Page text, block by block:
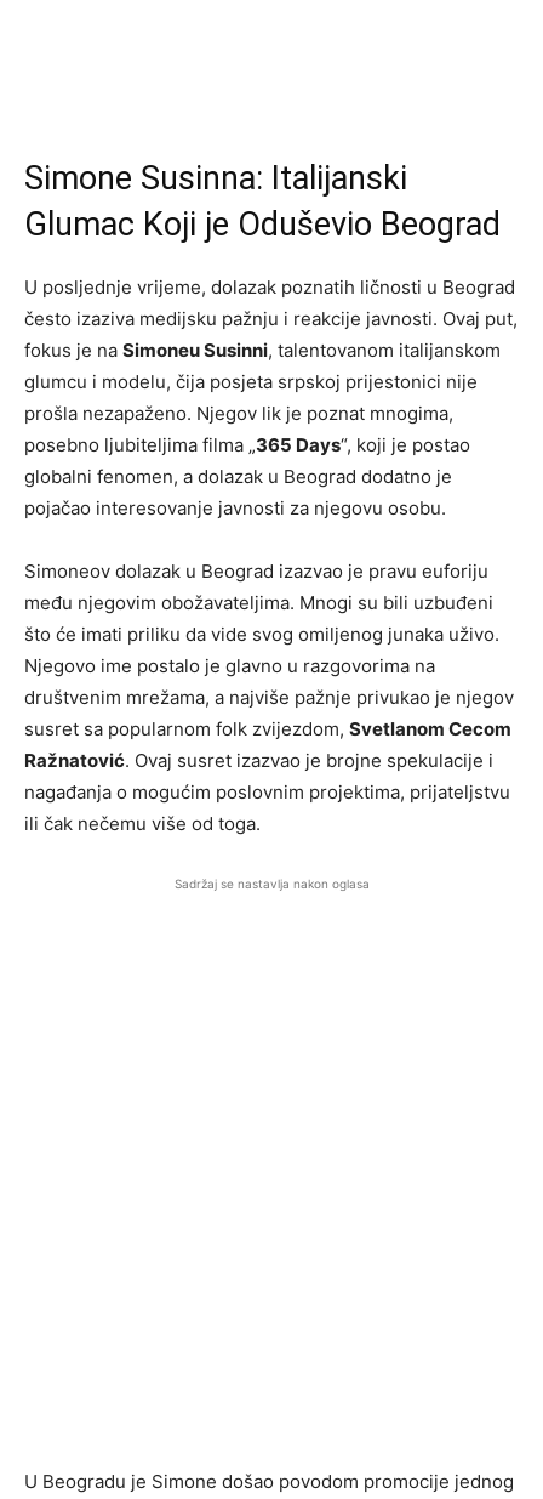
Simone Susinna: Italijanski
Glumac Koji je Oduševio Beograd
U posljednje vrijeme, dolazak poznatih ličnosti u Beograd
često izaziva medijsku pažnju i reakcije javnosti. Ovaj put,
fokus je na Simoneu Susinni, talentovanom italijanskom
glumcu i modelu, čija posjeta srpskoj prijestonici nije
prošla nezapaženo. Njegov lik je poznat mnogima,
posebno ljubiteljima filma „365 Days“, koji je postao
globalni fenomen, a dolazak u Beograd dodatno je
pojačao interesovanje javnosti za njegovu osobu.
Simoneov dolazak u Beograd izazvao je pravu euforiju
među njegovim obožavateljima. Mnogi su bili uzbuđeni
što će imati priliku da vide svog omiljenog junaka uživo.
Njegovo ime postalo je glavno u razgovorima na
društvenim mrežama, a najviše pažnje privukao je njegov
susret sa popularnom folk zvijezdom, Svetlanom Cecom
Ražnatović. Ovaj susret izazvao je brojne spekulacije i
nagađanja o mogućim poslovnim projektima, prijateljstvu
ili čak nečemu više od toga.
Sadržaj se nastavlja nakon oglasa
U Beogradu je Simone došao povodom promocije jednog